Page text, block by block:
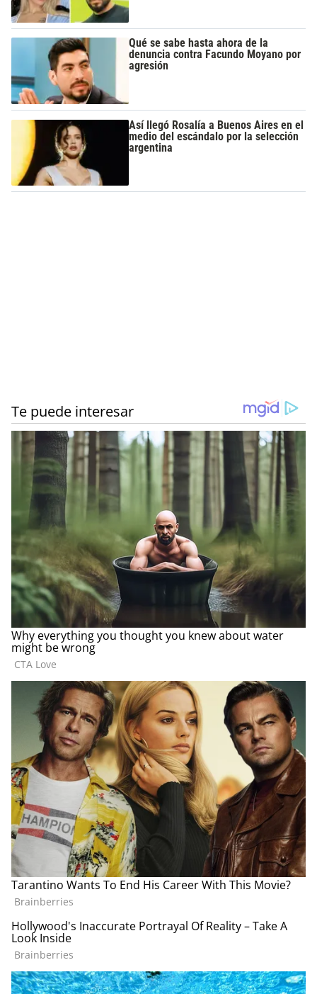
Qué se sabe hasta ahora de la
denuncia contra Facundo Moyano por
agresión
Así llegó Rosalía a Buenos Aires en el
medio del escándalo por la selección
argentina